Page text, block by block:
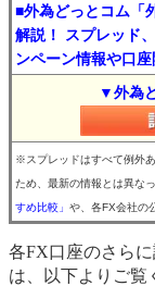
■外為どっとコム「
解説！ スプレッド
ンペーン情報や口
▼外為
※スプレッドはすべて例外
ため、最新の情報とは異な
すめ比較」 や、各FX会社の
各FX口座のさら
は、以下よりご覧